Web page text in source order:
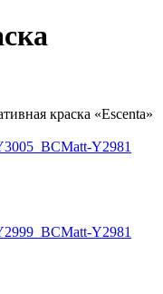
краска «Escenta»
Y2981
Y2981